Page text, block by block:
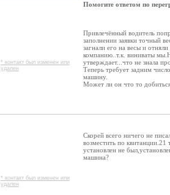
* контакт был изменен или
удален
Помогите ответом по
Привлечённый водитель
заполнении заявки точный
загнали его на весы и
компанию..т.к. виниваты мы.Н
утверждает...что не знала
Теперь требует задним
машину.
Может ли он что то
* контакт был изменен или
удален
Скорей всего ничего не
возместить по квитанции.21
установлен не
машина?